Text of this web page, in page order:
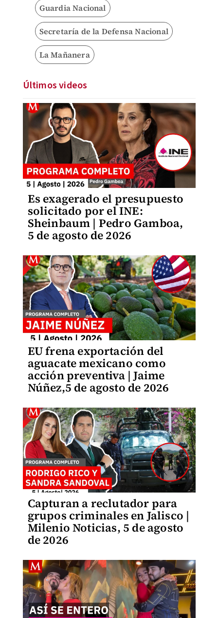
Guardia Nacional
Secretaría de la Defensa Nacional
La Mañanera
Últimos videos
Es exagerado el presupuesto
solicitado por el INE:
Sheinbaum | Pedro Gamboa,
5 de agosto de 2026
EU frena exportación del
aguacate mexicano como
acción preventiva | Jaime
Núñez,5 de agosto de 2026
Capturan a reclutador para
grupos criminales en Jalisco |
Milenio Noticias, 5 de agosto
de 2026